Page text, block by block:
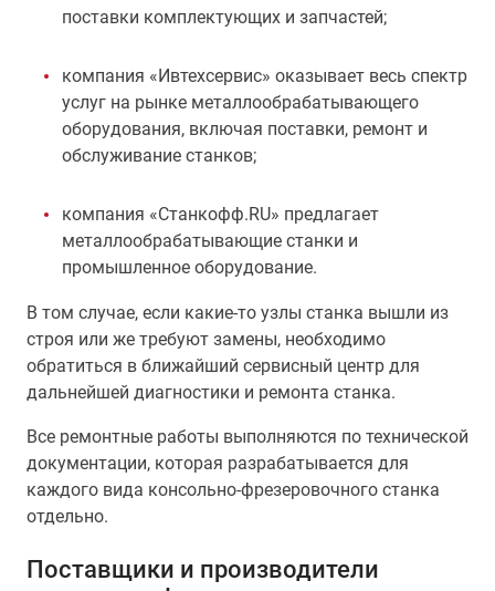
поставки комплектующих и запчастей;
компания «Ивтехсервис» оказывает весь спектр
услуг на рынке металлообрабатывающего
оборудования, включая поставки, ремонт и
обслуживание станков;
компания «Станкофф.RU» предлагает
металлообрабатывающие станки и
промышленное оборудование.
В том случае, если какие-то узлы станка вышли из
строя или же требуют замены, необходимо
обратиться в ближайший сервисный центр для
дальнейшей диагностики и ремонта станка.
Все ремонтные работы выполняются по технической
документации, которая разрабатывается для
каждого вида консольно-фрезеровочного станка
отдельно.
Поставщики и производители